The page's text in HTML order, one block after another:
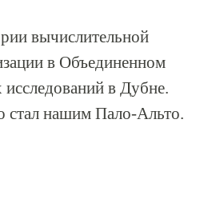
вычислительной
в Объединенном
в Дубне.
стал нашим Пало-Альто.